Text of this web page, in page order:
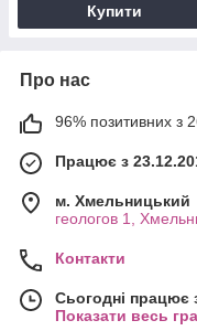
Купити
Про нас
96% позитивних з
Працює з
м. Хмельницький
геологов 1,
Контакти
Сьогодні працює
Показати весь